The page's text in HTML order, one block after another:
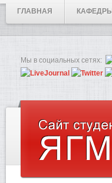
ГЛАВНАЯ КАФЕДРЫ
Мы в социальных сетях: